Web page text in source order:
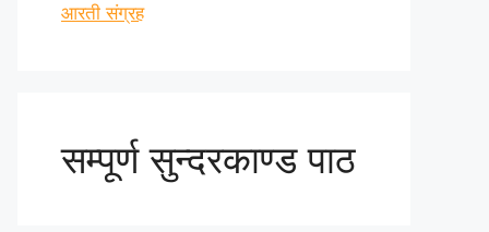
आरती संग्रह
सम्पूर्ण सुन्दरकाण्ड पाठ